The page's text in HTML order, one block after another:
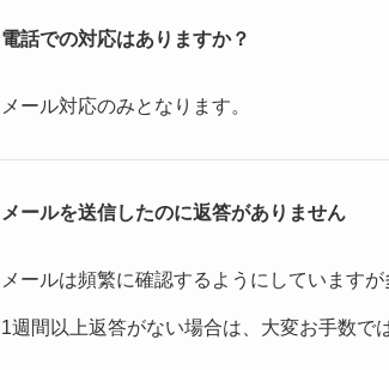
電話での対応はありますか？
メール対応のみとなります。
メールを送信したのに返答がありません
メールは頻繁に確認するようにしています
1週間以上返答がない場合は、大変お手数で